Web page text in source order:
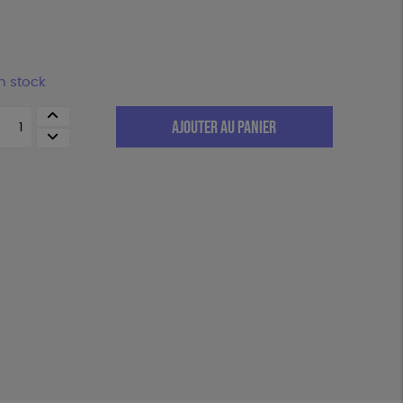
stock
AJOUTER AU PANIER